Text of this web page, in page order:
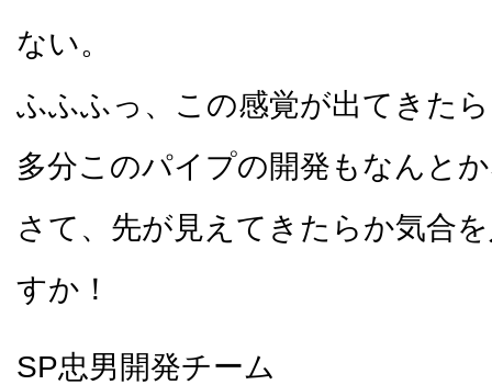
ない。
ふふふっ、この感覚が出てきた
多分このパイプの開発もなんと
さて、先が見えてきたらか気合
すか！
SP忠男開発チーム